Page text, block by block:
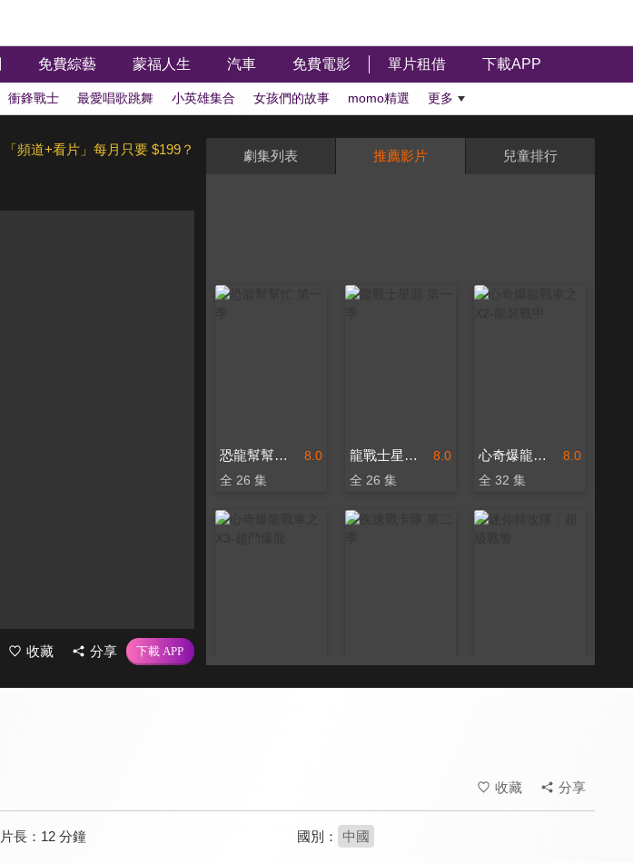
免費綜藝 蒙福人生 汽車 免費電影 單片租借 下載APP
衝鋒戰士 最愛唱歌跳舞 小英雄集合 女孩們的故事 momo精選 更多
「頻道+看片」每月只要 $199？
收藏 分享
劇集列表 推薦影片 兒童排行
8.0
恐龍幫幫忙 第一季
全 26 集
8.0
龍戰士星源 第一季
全 26 集
8.0
心奇爆龍戰車之X2-龍裝戰甲
全 32 集
收藏 分享
片長： 12 分鐘 國別： 中國